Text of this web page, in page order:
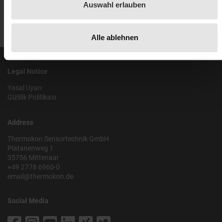
Auswahl erlauben
Alle ablehnen
Legal Notice
Yasal Uyarı
Gizlilik Politikası
Address
Thermokon Sensortechnik GmbH
Platanenweg 1
35756 Mittenaar
+49 2778 6960-0
email@thermokon.de
Social Media